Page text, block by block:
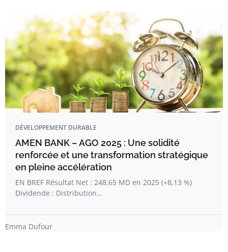
DÉVELOPPEMENT DURABLE
AMEN BANK – AGO 2025 : Une solidité
renforcée et une transformation stratégique
en pleine accélération
EN BREF Résultat Net : 248,65 MD en 2025 (+8,13 %)
Dividende : Distribution…
Emma Dufour